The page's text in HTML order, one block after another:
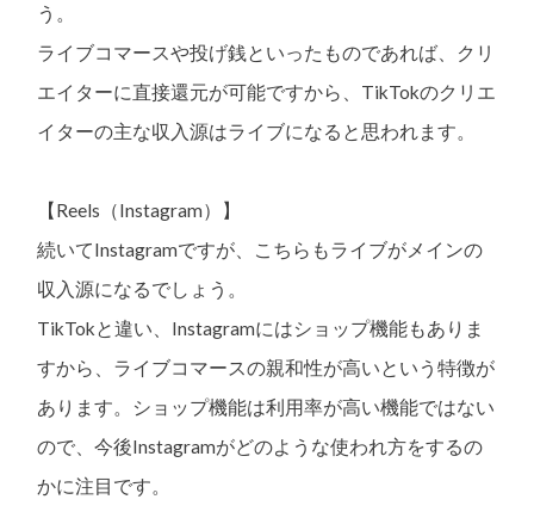
う。
ライブコマースや投げ銭といったものであれば、クリ
エイターに直接還元が可能ですから、TikTokのクリエ
イターの主な収入源はライブになると思われます。
【Reels（Instagram）】
続いてInstagramですが、こちらもライブがメインの
収入源になるでしょう。
TikTokと違い、Instagramにはショップ機能もありま
すから、ライブコマースの親和性が高いという特徴が
あります。ショップ機能は利用率が高い機能ではない
ので、今後Instagramがどのような使われ方をするの
かに注目です。